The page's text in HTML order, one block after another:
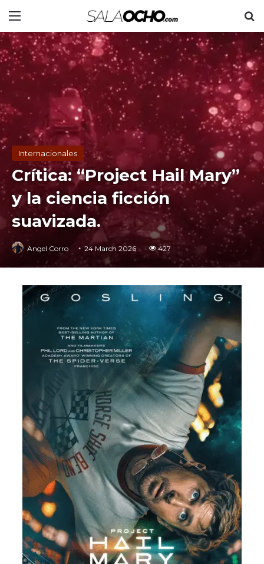
Menu
Internacionales
Crítica: “Project Hail Mary”
y la ciencia ficción
suavizada.
Angel Corro 24 March 2026 427